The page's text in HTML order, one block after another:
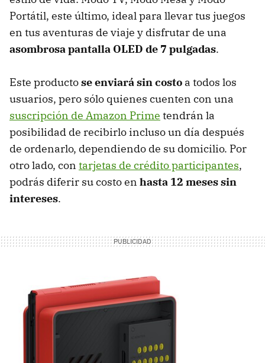
Portátil, este último, ideal para llevar tus juegos
en tus aventuras de viaje y disfrutar de una
asombrosa pantalla OLED de 7 pulgadas.
Este productose enviará sin costo a todos los
usuarios, pero sólo quienes cuenten con una
suscripción de Amazon Prime tendrán la
posibilidad de recibirlo incluso un día después
de ordenarlo, dependiendo de su domicilio. Por
otro lado, con tarjetas de crédito participantes,
podrás diferir su costo en hasta 12 meses sin
intereses.